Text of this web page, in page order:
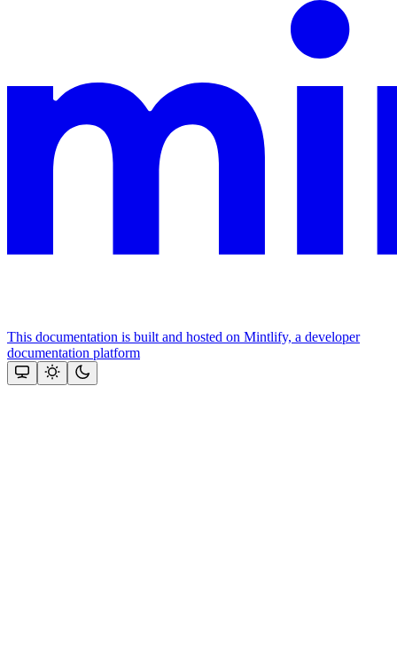
This documentation is built and hosted on Mintlify, a developer
documentation platform